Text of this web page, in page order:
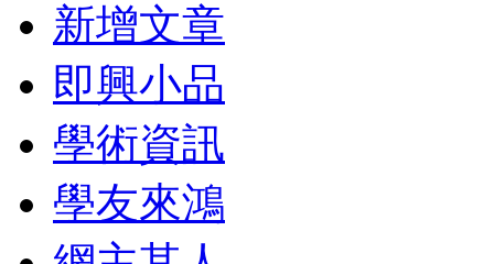
新增文章
即興小品
學術資訊
學友來鴻